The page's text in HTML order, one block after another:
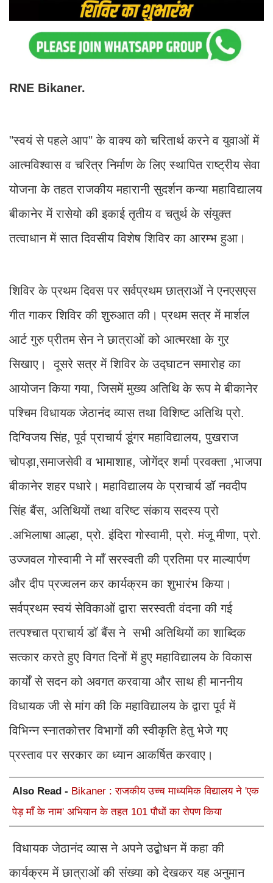
RNE Bikaner.
"स्वयं से पहले आप" के वाक्य को चरितार्थ करने व युवाओं में
आत्मविश्वास व चरित्र निर्माण के लिए स्थापित राष्ट्रीय सेवा
योजना के तहत राजकीय महारानी सुदर्शन कन्या महाविद्यालय
बीकानेर में रासेयो की इकाई तृतीय व चतुर्थ के संयुक्त
तत्वाधान में सात दिवसीय विशेष शिविर का आरम्भ हुआ।
शिविर के प्रथम दिवस पर सर्वप्रथम छात्राओं ने एनएसएस
गीत गाकर शिविर की शुरुआत की। प्रथम सत्र में मार्शल
आर्ट गुरु प्रीतम सेन ने छात्राओं को आत्मरक्षा के गुर
सिखाए। दूसरे सत्र में शिविर के उद्घाटन समारोह का
आयोजन किया गया, जिसमें मुख्य अतिथि के रूप मे बीकानेर
पश्चिम विधायक जेठानंद व्यास तथा विशिष्ट अतिथि प्रो.
दिग्विजय सिंह, पूर्व प्राचार्य डूंगर महाविद्यालय, पुखराज
चोपड़ा,समाजसेवी व भामाशाह, जोगेंद्र शर्मा प्रवक्ता ,भाजपा
बीकानेर शहर पधारे। महाविद्यालय के प्राचार्य डॉ नवदीप
सिंह बैंस, अतिथियों तथा वरिष्ट संकाय सदस्य प्रो
.अभिलाषा आल्हा, प्रो. इंदिरा गोस्वामी, प्रो. मंजू मीणा, प्रो.
उज्जवल गोस्वामी ने माँ सरस्वती की प्रतिमा पर माल्यार्पण
और दीप प्रज्वलन कर कार्यक्रम का शुभारंभ किया।
सर्वप्रथम स्वयं सेविकाओं द्वारा सरस्वती वंदना की गई
तत्पश्चात प्राचार्य डॉ बैंस ने सभी अतिथियों का शाब्दिक
सत्कार करते हुए विगत दिनों में हुए महाविद्यालय के विकास
कार्यों से सदन को अवगत करवाया और साथ ही माननीय
विधायक जी से मांग की कि महाविद्यालय के द्वारा पूर्व में
विभिन्न स्नातकोत्तर विभागों की स्वीकृति हेतु भेजे गए
प्रस्ताव पर सरकार का ध्यान आकर्षित करवाए।
Also Read - Bikaner : राजकीय उच्च माध्यमिक विद्यालय ने 'एक
पेड़ माँ के नाम' अभियान के तहत 101 पौधों का रोपण किया
विधायक जेठानंद व्यास ने अपने उद्बोधन में कहा की
कार्यक्रम में छात्राओं की संख्या को देखकर यह अनुमान